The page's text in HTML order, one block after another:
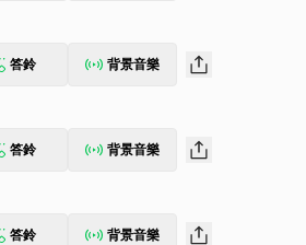
答鈴 背景音樂
答鈴 背景音樂
答鈴 背景音樂